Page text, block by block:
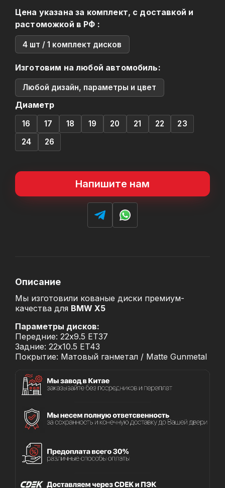
Цена указана за комплект, с доставкой и
растоможкой в РФ :
4 шт / 1 комплект дисков
Изготовим на любой автомобиль:
Любой дизайн, параметры и цвет
Диаметр
16 17 18 19 20 21 22
23
24
26
Напишите нам
Описание
Мы изготовили кованые диски премиум-
качества для BMW X5
Параметры дисков:
Передние: 22x9.5 ET37
Задние: 22x10.5 ET43
Покрытие: Матовый ганметал / Matte Gunmetal